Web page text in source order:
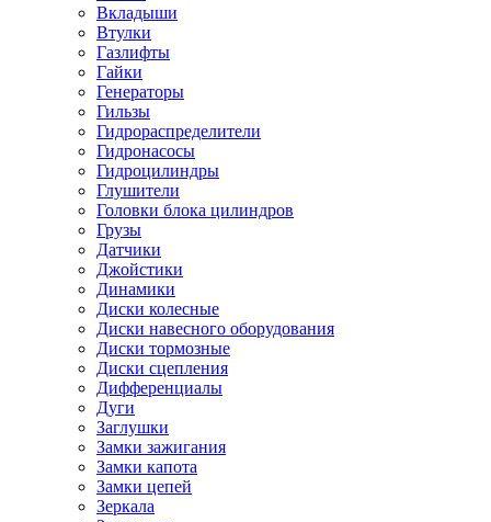
Вкладыши
Втулки
Газлифты
Гайки
Генераторы
Гильзы
Гидрораспределители
Гидронасосы
Гидроцилиндры
Глушители
Головки блока цилиндров
Грузы
Датчики
Джойстики
Динамики
Диски колесные
Диски навесного оборудования
Диски тормозные
Диски сцепления
Дифференциалы
Дуги
Заглушки
Замки зажигания
Замки капота
Замки цепей
Зеркала